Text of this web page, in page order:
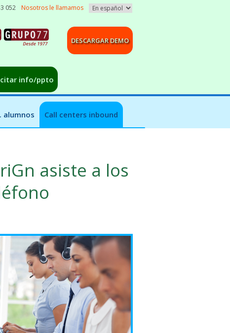
052 Nosotros le llamamos
DESCARGAR DEMO
info/ppto
alumnos Call centers inbound
asiste a los